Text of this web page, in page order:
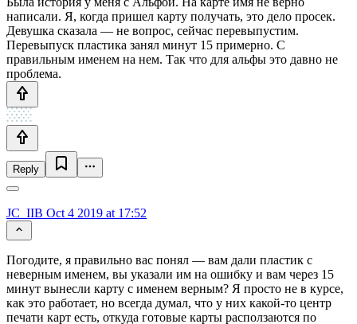
написали. Я, когда пришел карту получать, это дело просек.
Девушка сказала — не вопрос, сейчас перевыпустим.
Перевыпуск пластика занял минут 15 примерно. С
правильным именем на нем. Так что для альфы это давно не
проблема.
Reply
JC_IIB Oct 4 2019 at 17:52
Погодите, я правильно вас понял — вам дали пластик с
неверным именем, вы указали им на ошибку и вам через 15
минут вынесли карту с именем верным? Я просто не в курсе,
как это работает, но всегда думал, что у них какой-то центр
печати карт есть, откуда готовые карты расползаются по